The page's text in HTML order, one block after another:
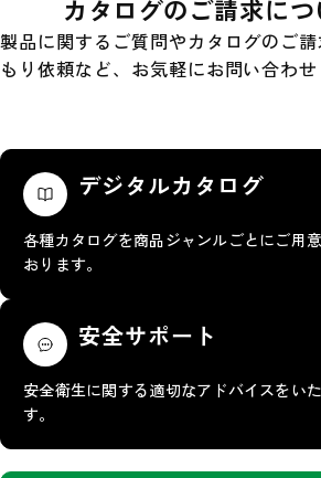
カタログのご請求につ
製品に関するご質問やカタログのご
もり依頼など、お気軽にお問い合わせ
デジタルカタログ
各種カタログを商品ジャンルごとにご用
おります。
安全サポート
安全衛生に関する適切なアドバイスをい
す。